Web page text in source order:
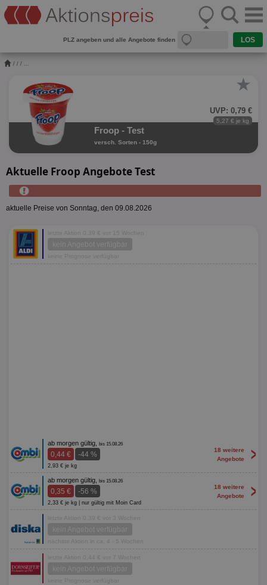
PLZ angeben und alle Angebote finden
/ / / ...
★
UVP: 0,79 €
5,27 € je kg
Froop - Test
versch. Sorten - 150g
Aktuelle Froop Angebote Test
aktuelle Preise von Sonntag, den 09.08.2026
letzte Aktion 0,39 € vor 15 Wochen
kein Angebot verfügbar
keine Prognose verfügbar
ab morgen gültig, bis 15.08.26
0,44 € -44 %
2,93 € je kg
18 weitere
Angebote
>
ab morgen gültig, bis 15.08.26
0,35 € -56 %
2,33 € je kg | nur gültig mit Moin Card
18 weitere
Angebote
>
letzte Aktion 0,39 € vor 3 Wochen
kein Angebot verfügbar
nächste Aktion in ca. 4 - 5 Wochen
letzte Aktion 0,44 € vor 7 Wochen
kein Angebot verfügbar
keine Prognose verfügbar